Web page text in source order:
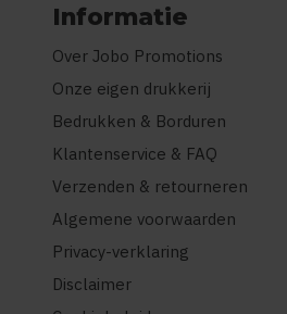
Informatie
Over Jobo Promotions
Onze eigen drukkerij
Bedrukken & Borduren
Klantenservice & FAQ
Verzenden & retourneren
Algemene voorwaarden
Privacy-verklaring
Disclaimer